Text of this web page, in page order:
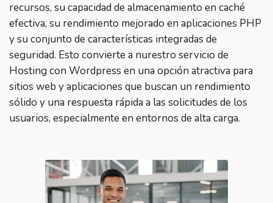
recursos, su capacidad de almacenamiento en caché
efectiva, su rendimiento mejorado en aplicaciones PHP
y su conjunto de características integradas de
seguridad. Esto convierte a nurestro servicio de
Hosting con Wordpress en una opción atractiva para
sitios web y aplicaciones que buscan un rendimiento
sólido y una respuesta rápida a las solicitudes de los
usuarios, especialmente en entornos de alta carga.